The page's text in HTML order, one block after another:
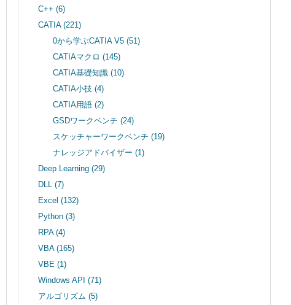
C++ (6)
CATIA (221)
0から学ぶCATIA V5(51)
CATIAマクロ(145)
CATIA基礎知識(10)
CATIA小技(4)
CATIA用語(2)
GSDワークベンチ(24)
スケッチャーワークベンチ(19)
ナレッジアドバイザー(1)
Deep Learning (29)
DLL (7)
Excel (132)
Python (3)
RPA (4)
VBA (165)
VBE (1)
Windows API (71)
アルゴリズム (5)